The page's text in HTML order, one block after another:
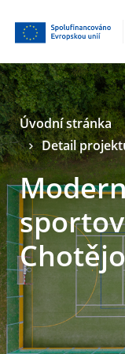
Úvodní stránka
Detail